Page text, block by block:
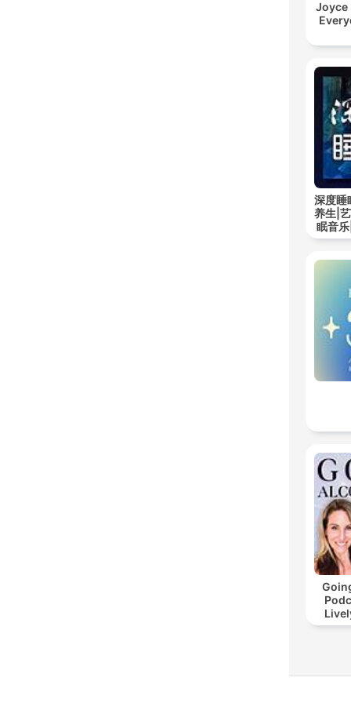
Joyce
深度睡
养生|
眠音